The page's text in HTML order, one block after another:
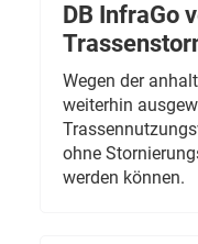
DB InfraGo
Wegen der
weiterhin
ohne
werden können.